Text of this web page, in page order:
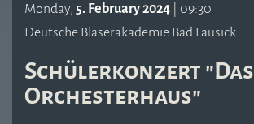
Monday, 5. February 2024 | 09:30
Deutsche Bläserakademie Bad Lausick
Schülerkonzert "Das
Orchesterhaus"